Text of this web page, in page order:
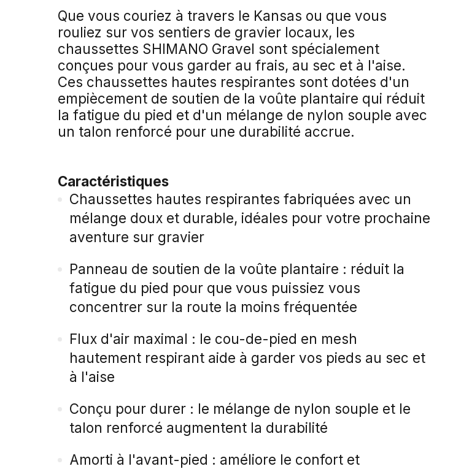
Que vous couriez à travers le Kansas ou que vous
rouliez sur vos sentiers de gravier locaux, les
chaussettes SHIMANO Gravel sont spécialement
conçues pour vous garder au frais, au sec et à l'aise.
Ces chaussettes hautes respirantes sont dotées d'un
empiècement de soutien de la voûte plantaire qui réduit
la fatigue du pied et d'un mélange de nylon souple avec
un talon renforcé pour une durabilité accrue.
Caractéristiques
Chaussettes hautes respirantes fabriquées avec un
mélange doux et durable, idéales pour votre prochaine
aventure sur gravier
Panneau de soutien de la voûte plantaire : réduit la
fatigue du pied pour que vous puissiez vous
concentrer sur la route la moins fréquentée
Flux d'air maximal : le cou-de-pied en mesh
hautement respirant aide à garder vos pieds au sec et
à l'aise
Conçu pour durer : le mélange de nylon souple et le
talon renforcé augmentent la durabilité
Amorti à l'avant-pied : améliore le confort et